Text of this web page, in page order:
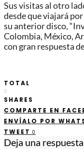
Sus visitas al otro
desde que viajará
su anterior disco,
Colombia, México,
con gran respuesta
TOTAL
0
SHARES
COMPARTE EN
ENVÍALO POR
TWEET 0
Deja una respuesta